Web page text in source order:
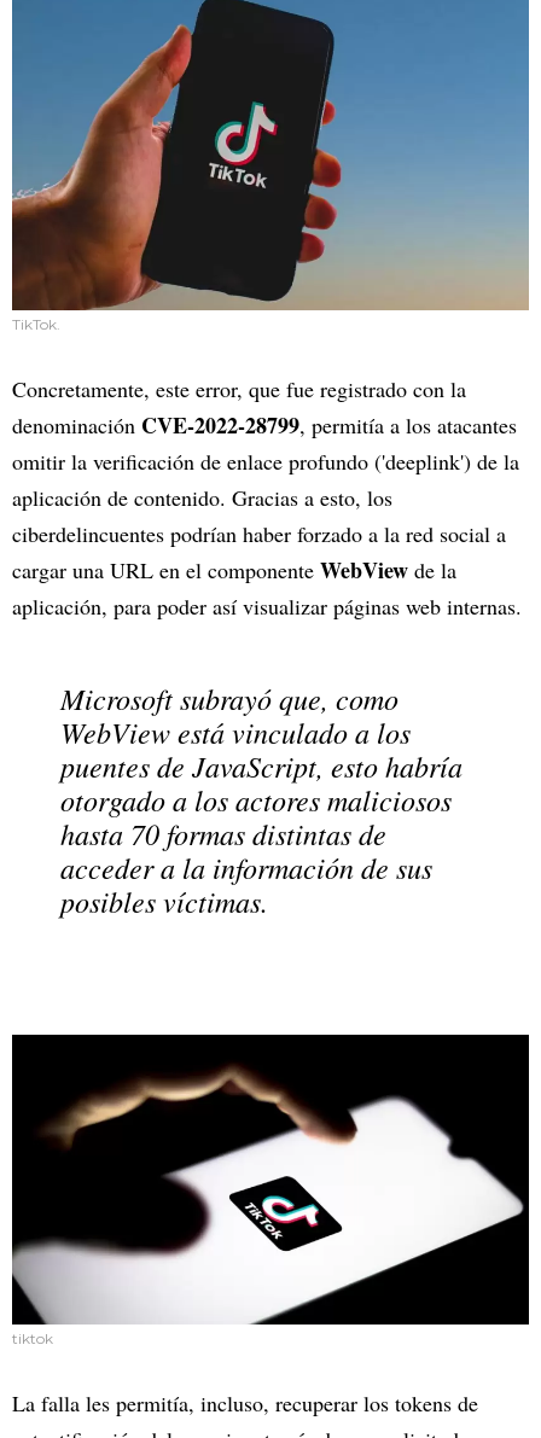
TikTok.
Concretamente, este error, que fue registrado con la
denominación CVE-2022-28799, permitía a los atacantes
omitir la verificación de enlace profundo ('deeplink') de la
aplicación de contenido. Gracias a esto, los
ciberdelincuentes podrían haber forzado a la red social a
cargar una URL en el componente WebView de la
aplicación, para poder así visualizar páginas web internas.
Microsoft subrayó que, como
WebView está vinculado a los
puentes de JavaScript, esto habría
otorgado a los actores maliciosos
hasta 70 formas distintas de
acceder a la información de sus
posibles víctimas.
tiktok
La falla les permitía, incluso, recuperar los tokens de